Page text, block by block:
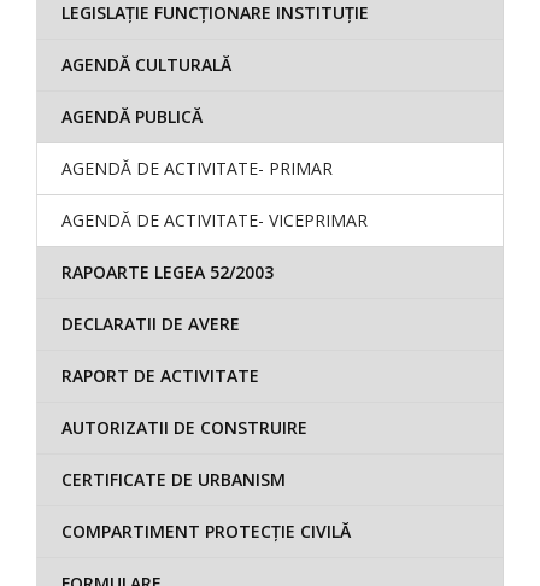
LEGISLAȚIE FUNCȚIONARE INSTITUȚIE
AGENDĂ CULTURALĂ
AGENDĂ PUBLICĂ
AGENDĂ DE ACTIVITATE- PRIMAR
AGENDĂ DE ACTIVITATE- VICEPRIMAR
RAPOARTE LEGEA 52/2003
DECLARATII DE AVERE
RAPORT DE ACTIVITATE
AUTORIZATII DE CONSTRUIRE
CERTIFICATE DE URBANISM
COMPARTIMENT PROTECȚIE CIVILĂ